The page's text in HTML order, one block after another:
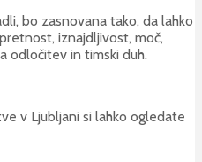
bo zasnovana tako, da lahko
iznajdljivost, moč,
odločitev in timski duh.
v Ljubljani si lahko ogledate